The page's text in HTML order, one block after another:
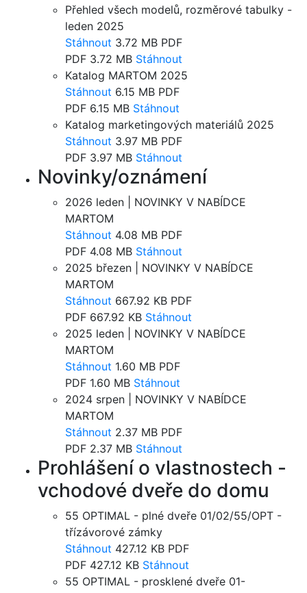
Přehled všech modelů, rozměrové tabulky -
leden 2025
Stáhnout 3.72 MB PDF
PDF 3.72 MB Stáhnout
Katalog MARTOM 2025
Stáhnout 6.15 MB PDF
PDF 6.15 MB Stáhnout
Katalog marketingových materiálů 2025
Stáhnout 3.97 MB PDF
PDF 3.97 MB Stáhnout
Novinky/oznámení
2026 leden | NOVINKY V NABÍDCE
MARTOM
Stáhnout 4.08 MB PDF
PDF 4.08 MB Stáhnout
2025 březen | NOVINKY V NABÍDCE
MARTOM
Stáhnout 667.92 KB PDF
PDF 667.92 KB Stáhnout
2025 leden | NOVINKY V NABÍDCE
MARTOM
Stáhnout 1.60 MB PDF
PDF 1.60 MB Stáhnout
2024 srpen | NOVINKY V NABÍDCE
MARTOM
Stáhnout 2.37 MB PDF
PDF 2.37 MB Stáhnout
Prohlášení o vlastnostech -
vchodové dveře do domu
55 OPTIMAL - plné dveře 01/02/55/OPT -
třízávorové zámky
Stáhnout 427.12 KB PDF
PDF 427.12 KB Stáhnout
55 OPTIMAL - prosklené dveře 01-